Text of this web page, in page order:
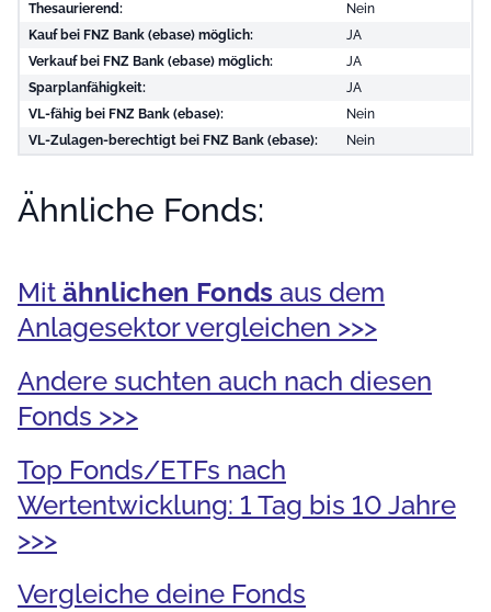
Thesaurierend:
Nein
Kauf bei FNZ Bank (ebase) möglich:
JA
Verkauf bei FNZ Bank (ebase) möglich:
JA
Sparplanfähigkeit:
JA
VL-fähig bei FNZ Bank (ebase):
Nein
VL-Zulagen-berechtigt bei FNZ Bank (ebase):
Nein
Ähnliche Fonds:
Mit ähnlichen Fonds aus dem
Anlagesektor vergleichen >>>
Andere suchten auch nach diesen
Fonds >>>
Top Fonds/ETFs nach
Wertentwicklung: 1 Tag bis 10 Jahre
>>>
Vergleiche deine Fonds